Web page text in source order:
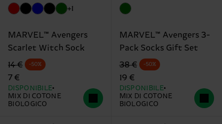
+1
MARVEL™ Avengers
Scarlet Witch Sock
Prezzo di partenza
14 €
prezzo scontato
7 €
-50%
DISPONIBILE
MIX DI COTONE
BIOLOGICO
MARVEL™ Avengers 3-
Pack Socks Gift Set
Prezzo di partenza
38 €
prezzo scontato
19 €
-50%
DISPONIBILE
MIX DI COTONE
BIOLOGICO